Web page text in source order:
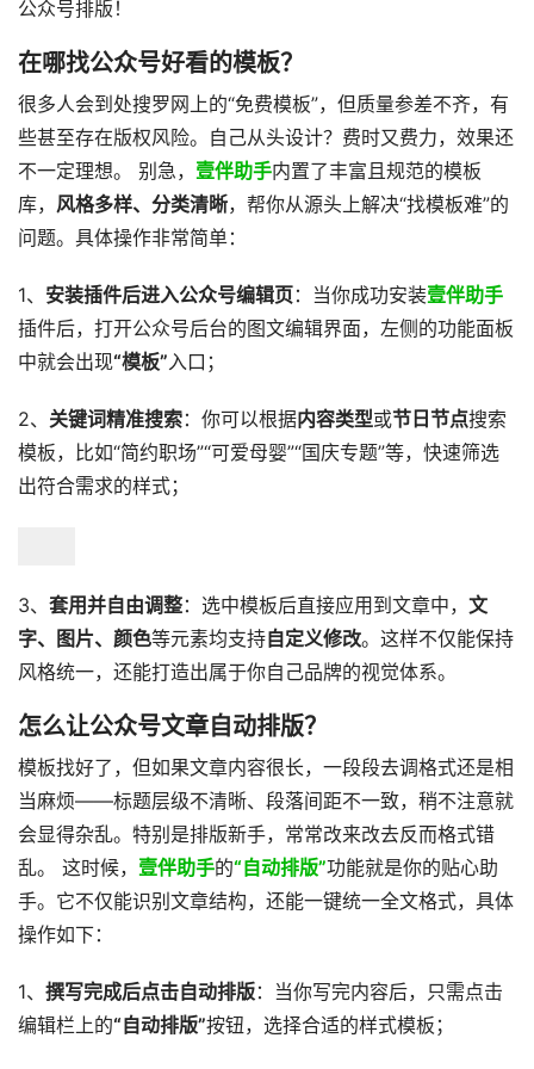
公众号排版！
在哪找公众号好看的模板？
很多人会到处搜罗网上的“免费模板”，但质量参差不齐，有
些甚至存在版权风险。自己从头设计？费时又费力，效果还
不一定理想。 别急， 壹伴助手内置了丰富且规范的模板
库， 风格多样、分类清晰，帮你从源头上解决“找模板难”的
问题。具体操作非常简单：
1、 安装插件后进入公众号编辑页：当你成功安装壹伴助手
插件后，打开公众号后台的图文编辑界面，左侧的功能面板
中就会出现“模板” 入口；
2、 关键词精准搜索：你可以根据内容类型或节日节点搜索
模板，比如“简约职场”“可爱母婴”“国庆专题”等，快速筛选
出符合需求的样式；
3、 套用并自由调整：选中模板后直接应用到文章中， 文
字、图片、颜色等元素均支持自定义修改。这样不仅能保持
风格统一，还能打造出属于你自己品牌的视觉体系。
怎么让公众号文章自动排版？
模板找好了，但如果文章内容很长，一段段去调格式还是相
当麻烦——标题层级不清晰、段落间距不一致，稍不注意就
会显得杂乱。特别是排版新手，常常改来改去反而格式错
乱。 这时候， 壹伴助手的“自动排版”功能就是你的贴心助
手。它不仅能识别文章结构，还能一键统一全文格式，具体
操作如下：
1、 撰写完成后点击自动排版：当你写完内容后，只需点击
编辑栏上的“自动排版”按钮，选择合适的样式模板；